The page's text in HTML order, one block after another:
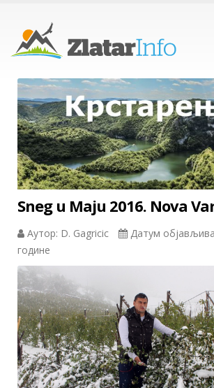
Sneg u Maju 2016. Nova
Аутор: D. Gagricic
Датум
године